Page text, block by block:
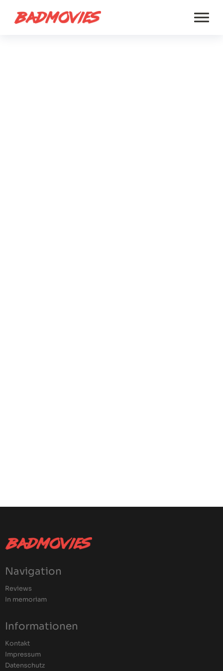
Navigation
Reviews
In memoriam
Informationen
Kontakt
Impressum
Datenschutz